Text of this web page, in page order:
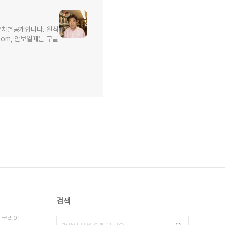
별공개합니다. 원칙
안보일때는 구글
리아
검색